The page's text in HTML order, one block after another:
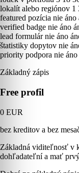
lokalít alebo regiónov 1
featured pozícia nie áno
verified badge nie áno
lead formulár nie áno
štatistiky dopytov nie
priority podpora nie áno
Základný zápis
Free profil
0 EUR
bez kreditov a bez
Základná viditeľnosť v
dohľadateľní a mať